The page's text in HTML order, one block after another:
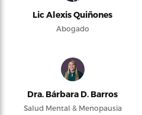
Lic Alexis Quiñones
Abogado
Dra. Bárbara D. Barros
Salud Mental & Menopausia